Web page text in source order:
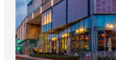
Oplevelser
Overnatning
Planlæg ferien